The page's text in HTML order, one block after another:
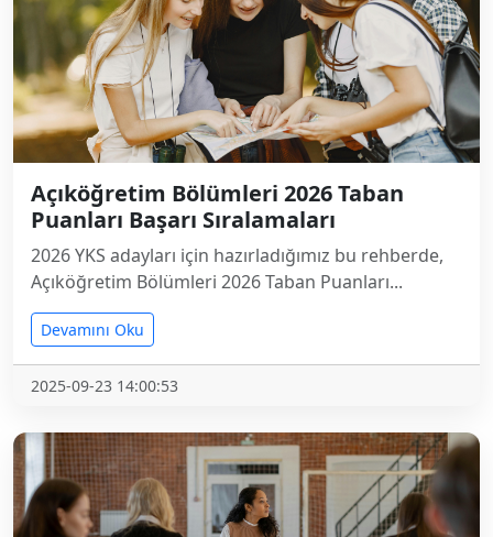
Açıköğretim Bölümleri 2026 Taban
Puanları Başarı Sıralamaları
2026 YKS adayları için hazırladığımız bu rehberde,
Açıköğretim Bölümleri 2026 Taban Puanları...
Devamını Oku
2025-09-23 14:00:53